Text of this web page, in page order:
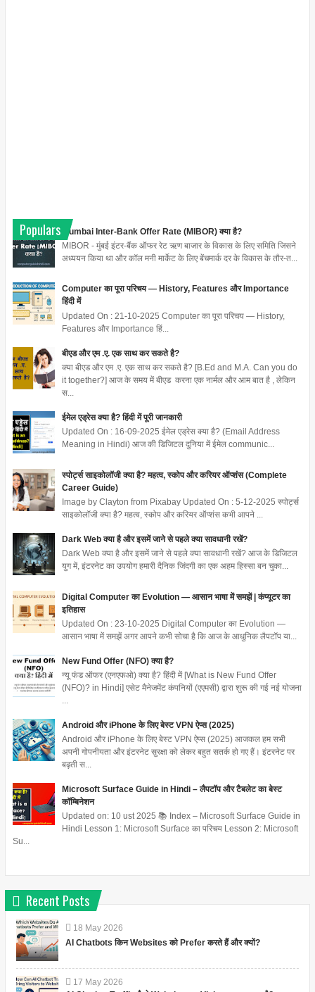
Populars
Mumbai Inter-Bank Offer Rate (MIBOR) क्या है?
MIBOR - मुंबई इंटर-बैंक ऑफर रेट ऋण बाजार के विकास के लिए समिति जिसने
अध्ययन किया था और कॉल मनी मार्केट के लिए बेंचमार्क दर के विकास के तौर-त...
Computer का पूरा परिचय — History, Features और Importance
हिंदी में
Updated On : 21-10-2025 Computer का पूरा परिचय — History,
Features और Importance हिं...
बीएड और एम .ए. एक साथ कर सकते है?
क्या बीएड और एम .ए. एक साथ कर सकते है? [B.Ed and M.A. Can you do
it together?] आज के समय में बीएड करना एक नार्मल और आम बात है , लेकिन
स...
ईमेल एड्रेस क्या है? हिंदी में पूरी जानकारी
Updated On : 16-09-2025 ईमेल एड्रेस क्या है? (Email Address
Meaning in Hindi) आज की डिजिटल दुनिया में ईमेल communic...
स्पोर्ट्स साइकोलॉजी क्या है? महत्व, स्कोप और करियर ऑप्शंस (Complete
Career Guide)
Image by Clayton from Pixabay Updated On : 5-12-2025 स्पोर्ट्स
साइकोलॉजी क्या है? महत्व, स्कोप और करियर ऑप्शंस कभी आपने ...
Dark Web क्या है और इसमें जाने से पहले क्या सावधानी रखें?
Dark Web क्या है और इसमें जाने से पहले क्या सावधानी रखें? आज के डिजिटल
युग में, इंटरनेट का उपयोग हमारी दैनिक जिंदगी का एक अहम हिस्सा बन चुका...
Digital Computer का Evolution — आसान भाषा में समझें | कंप्यूटर का
इतिहास
Updated On : 23-10-2025 Digital Computer का Evolution —
आसान भाषा में समझें अगर आपने कभी सोचा है कि आज के आधुनिक लैपटॉप या...
New Fund Offer (NFO) क्या है?
न्यू फंड ऑफर (एनएफओ) क्या है? हिंदी में [What is New Fund Offer
(NFO)? in Hindi] एसेट मैनेजमेंट कंपनियों (एएमसी) द्वारा शुरू की गई नई योजना
...
Android और iPhone के लिए बेस्ट VPN ऐप्स (2025)
Android और iPhone के लिए बेस्ट VPN ऐप्स (2025) आजकल हम सभी
अपनी गोपनीयता और इंटरनेट सुरक्षा को लेकर बहुत सतर्क हो गए हैं। इंटरनेट पर
बढ़ती स...
Microsoft Surface Guide in Hindi – लैपटॉप और टैबलेट का बेस्ट
कॉम्बिनेशन
Updated on: 10 ust 2025 📚 Index – Microsoft Surface Guide in
Hindi Lesson 1: Microsoft Surface का परिचय Lesson 2: Microsoft
Su...
Recent Posts
18 May 2026
AI Chatbots किन Websites को Prefer करते हैं और क्यों?
17 May 2026